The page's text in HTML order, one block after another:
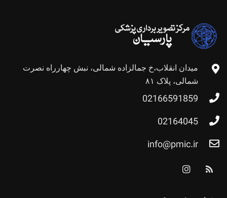
میدان انقلاب،خ جمالزاده شمالی، نبش چهارراه نصرت
شمالی، پلاک ۸۱
02166591859
02164045
info@pmic.ir